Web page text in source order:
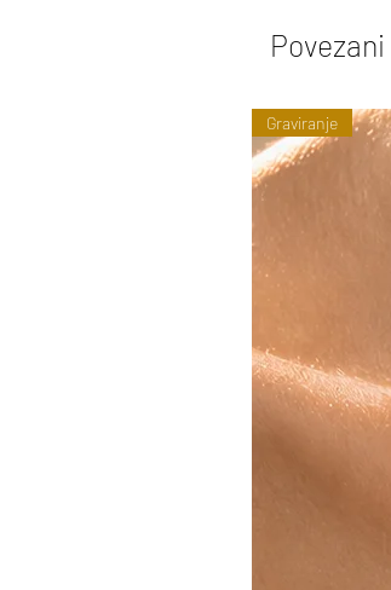
Graviranje